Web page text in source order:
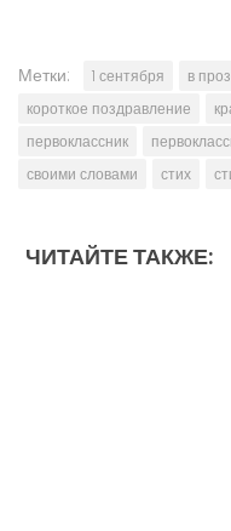
Метки: 1 сентября в
короткое поздравление
первоклассник
своими словами
стих
ЧИТАЙТЕ ТАКЖЕ: